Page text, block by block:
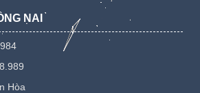
NAI
Hòa